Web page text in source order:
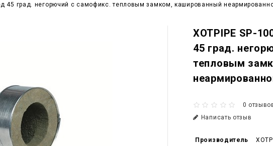
45 град. негорючий c самофикс. тепловым замком, кашированный
XOTPIPE SP-
45 град.
тепловым
0
Написать отзыв
Производитель